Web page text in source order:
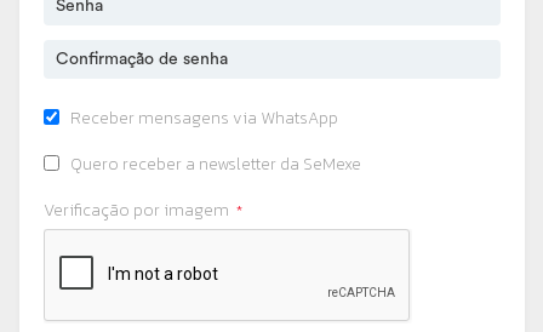
Receber mensagens via WhatsApp
Quero receber a newsletter da SeMexe
Verificação por imagem